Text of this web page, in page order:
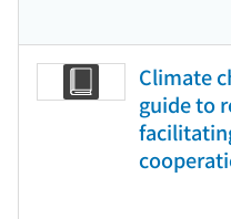
Climate
guide to